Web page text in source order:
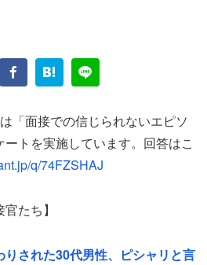
官から『運転業務があって、ここ
伝えていたにもかかわらず、
無駄骨である。
、募集要項に明記すべきだった
「面接での信じられないエピソ
トを実施しています。回答はこ
q/74FZSHAJ
たち】
された30代男性、ピシャリと言